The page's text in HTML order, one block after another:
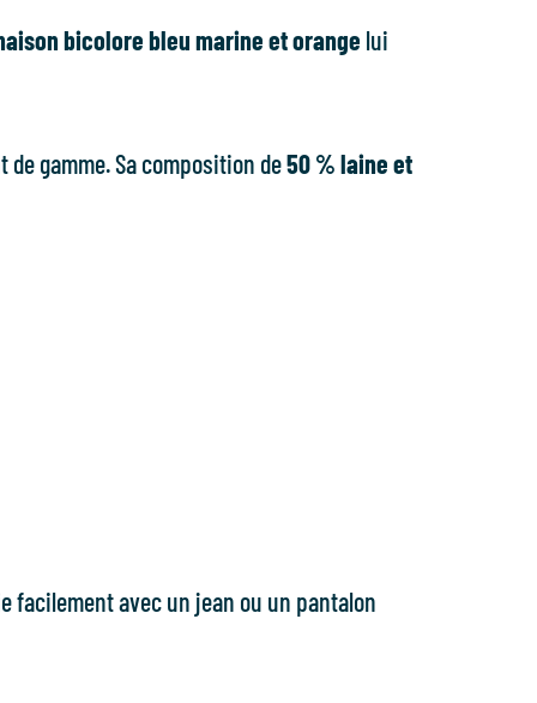
bicolore bleu marine et orange lui
gamme. Sa composition de50 % laine et
facilement avec un jean ou un pantalon